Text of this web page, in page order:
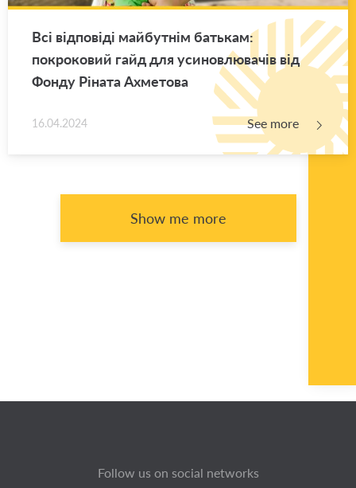
Всі відповіді майбутнім батькам:
покроковий гайд для усиновлювачів від
Фонду Ріната Ахметова
16.04.2024 See more
Show me more
Follow us on social networks